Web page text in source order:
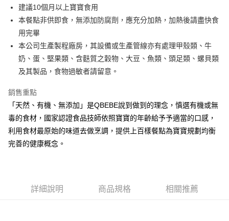
街口支付
悠遊付
全盈+PAY
大哥付你分期
相關說明
1.本服務由台灣大哥大提供，台灣大哥大用戶可立即使用無須另外申請。
2.付款方式選擇「大哥付你分期」，訂單成立後會自動跳轉到大哥付的交易
流程，驗證手機門號後，選擇欲分期的期數、繳款截止日，確認付款後即完
成交易。
3.實際核准額度、可分期數及費用金額請依後續交易確認頁面所載為準。
4.訂單成立30分鐘內，如未前往確認交易或遇審核未通過，訂單將自動取
醒簡訊。
AFTEE先享後付
相關說明
【關於「AFTEE先享後付」】
AFTEE先享後付是「在收到商品之後才付款」的支付方式。 讓您購物簡單
便利好安心！
１．簡單：不需註冊會員、不需綁卡、不需儲值。
１．於結帳方式選擇「AFTEE先享後付」後，將跳轉至「AFTEE先享後付」
建議10個月以上寶寶食用
本餐點非供即食，無添加防腐劑，應充分加熱，加熱後請盡快食
用完畢
本公司生產製程廠房，其設備或生產管線亦有處理甲殼類、牛
奶、蛋、堅果類、含麩質之穀物、大豆、魚類、頭足類、螺貝類
及其製品，食物過敏者請留意。
銷售重點
「天然、有機、無添加」是QBEBE說到做到的理念，慎選有機或無
毒的食材，國家認證食品技師依照寶寶的年齡給予予適當的口感，
利用食材最原始的味道去做烹調，提供上百樣餐點為寶寶規劃均衡
完善的健康概念。
詳細說明 商品規格 相關推薦